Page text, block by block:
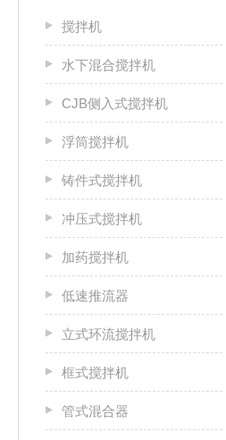
搅拌机
水下混合搅拌机
CJB侧入式搅拌机
浮筒搅拌机
铸件式搅拌机
冲压式搅拌机
加药搅拌机
低速推流器
立式环流搅拌机
框式搅拌机
管式混合器